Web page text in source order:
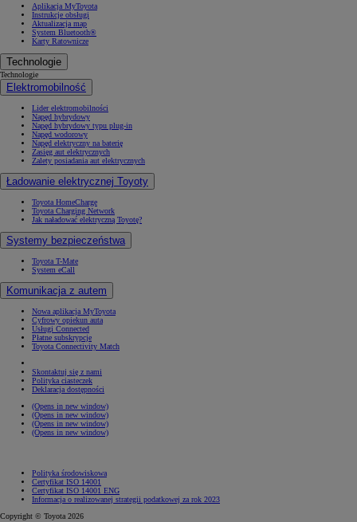
Aplikacja MyToyota
Instrukcje obsługi
Aktualizacja map
System Bluetooth®
Karty Ratownicze
Technologie
Technologie
Elektromobilność
Lider elektromobilności
Napęd hybrydowy
Napęd hybrydowy typu plug-in
Napęd wodorowy
Napęd elektryczny na baterię
Zasięg aut elektrycznych
Zalety posiadania aut elektrycznych
Ładowanie elektrycznej Toyoty
Toyota HomeCharge
Toyota Charging Network
Jak naładować elektryczną Toyotę?
Systemy bezpieczeństwa
Toyota T-Mate
System eCall
Komunikacja z autem
Nowa aplikacja MyToyota
Cyfrowy opiekun auta
Usługi Connected
Płatne subskrypcje
Toyota Connectivity Match
Skontaktuj się z nami
Polityka ciasteczek
Deklaracja dostępności
(Opens in new window)
(Opens in new window)
(Opens in new window)
(Opens in new window)
Polityka środowiskowa
Certyfikat ISO 14001
Certyfikat ISO 14001 ENG
Informacja o realizowanej strategii podatkowej za rok 2023
Copyright © Toyota 2026